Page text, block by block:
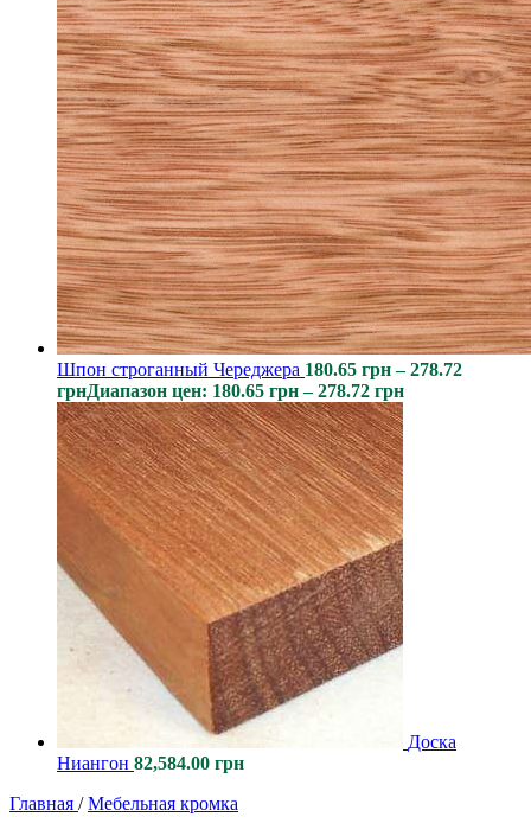
Шпон строганный Череджера 180.65 грн – 278.72
грнДиапазон цен: 180.65 грн – 278.72 грн
Доска
Ниангон 82,584.00 грн
Главная / Мебельная кромка